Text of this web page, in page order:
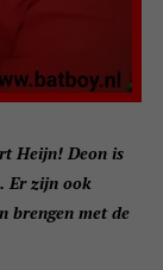
Heijn! Deon is
Er zijn ook
brengen met de